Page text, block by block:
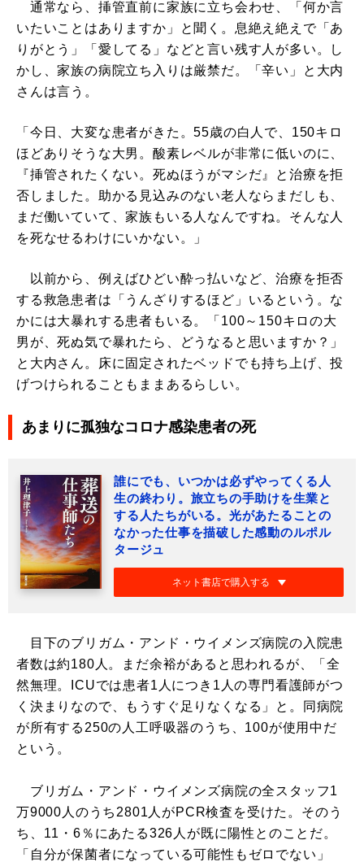
通常なら、挿管直前に家族に立ち会わせ、「何か言
いたいことはありますか」と聞く。息絶え絶えで「あ
りがとう」「愛してる」などと言い残す人が多い。し
かし、家族の病院立ち入りは厳禁だ。「辛い」と大内
さんは言う。
「今日、大変な患者がきた。55歳の白人で、150キロ
ほどありそうな大男。酸素レベルが非常に低いのに、
『挿管されたくない。死ぬほうがマシだ』と治療を拒
否しました。助かる見込みのない老人ならまだしも、
まだ働いていて、家族もいる人なんですね。そんな人
を死なせるわけにいかない。」
以前から、例えばひどい酔っ払いなど、治療を拒否
する救急患者は「うんざりするほど」いるという。な
かには大暴れする患者もいる。「100～150キロの大
男が、死ぬ気で暴れたら、どうなると思いますか？」
と大内さん。床に固定されたベッドでも持ち上げ、投
げつけられることもままあるらしい。
あまりに孤独なコロナ感染患者の死
誰にでも、いつかは必ずやってくる人
生の終わり。旅立ちの手助けを生業と
する人たちがいる。光があたることの
なかった仕事を描破した感動のルポル
タージュ
ネット書店で購入する
目下のブリガム・アンド・ウイメンズ病院の入院患
者数は約180人。まだ余裕があると思われるが、「全
然無理。ICUでは患者1人につき1人の専門看護師がつ
く決まりなので、もうすぐ足りなくなる」と。同病院
が所有する250の人工呼吸器のうち、100が使用中だ
という。
ブリガム・アンド・ウイメンズ病院の全スタッフ1
万9000人のうち2801人がPCR検査を受けた。そのう
ち、11・6％にあたる326人が既に陽性とのことだ。
「自分が保菌者になっている可能性もゼロでない」